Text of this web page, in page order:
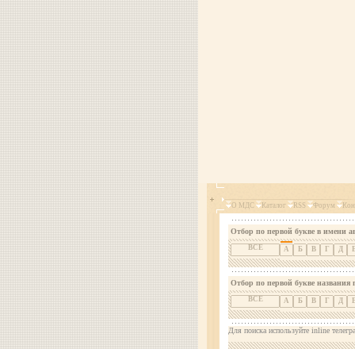
О МДС Каталог RSS Форум
Отбор по первой букве в имени
ВСЕ А Б В Г Д
Отбор по первой букве названия
ВСЕ А Б В Г Д
Для поиска используйте inline